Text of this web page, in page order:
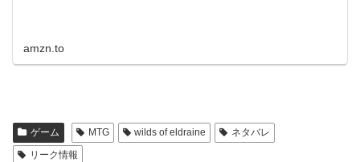
amzn.to
ゲーム MTG wilds of eldraine
ネタバレ
リーク情報